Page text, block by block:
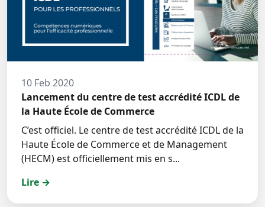
10 Feb 2020
Lancement du centre de test accrédité ICDL de
la Haute École de Commerce
C’est officiel. Le centre de test accrédité ICDL de la
Haute École de Commerce et de Management
(HECM) est officiellement mis en s...
Lire →